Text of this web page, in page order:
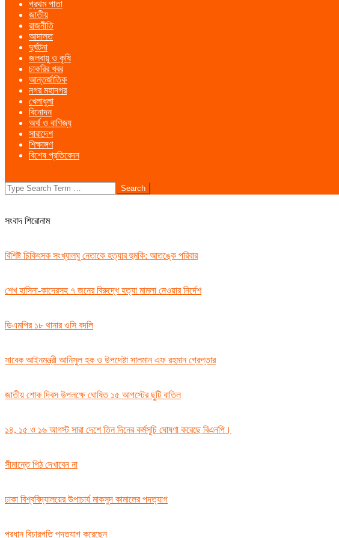
Menu
প্রথম পাতা
জাতীয়
রাজনীতি
আদালত
দুর্ঘটনা
জলবায়ু ও কৃষি
চাকরির খবর
আন্তর্জাতিক
নগর মহানগর
খেলাধুলা
বিনোদন
অর্থ ও বাণিজ্য
সারাদেশ
শিক্ষাঙ্গণ
বিশেষ প্রতিবেদন
Search
সংবাদ শিরোনাম
বিশিষ্ট চিকিৎসক সংখ্যালঘু নেতাকে হত্যার হুমকি: আতঙ্কে পরিবার
শেখ হাসিনা-কাদেরসহ ৭ জনের বিরুদ্ধে হত্যা মামলা নেওয়ার নির্দেশ
ডিএমপির ১৮ থানার ওসি বদলি
সাবেক আইনমন্ত্রী আনিসুল হক ও উপদেষ্টা সালমান এফ রহমান গ্রেপ্তার
জাতীয় শোক দিবস উপলক্ষে ঘোষিত ১৫ আগস্টের ছুটি বাতিল
১৪, ১৫ ও ১৬ আগস্ট সারা দেশে তিন দিনের কর্মসূচি ঘোষণা করেছে বিএনপি।
সীমান্তে পিঠ দেখাবেন না
ঢাকা বিশ্ববিদ্যালয়ের উপাচার্য মাকসুদ কামালের পদত্যাগ
প্রধান বিচারপতি পদত্যাগ করেছেন